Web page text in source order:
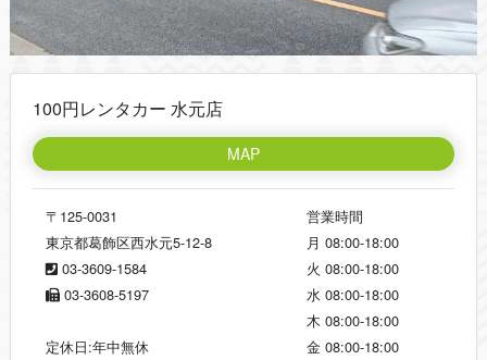
100円レンタカー 水元店
MAP
〒125-0031
東京都葛飾区西水元5-12-8
03-3609-1584
03-3608-5197
定休日:年中無休
営業時間
月 08:00-18:00
火 08:00-18:00
水 08:00-18:00
木 08:00-18:00
金 08:00-18:00